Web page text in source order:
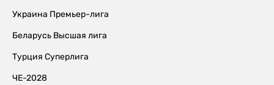
Украина Премьер-лига
Беларусь Высшая лига
Турция Суперлига
ЧЕ-2028